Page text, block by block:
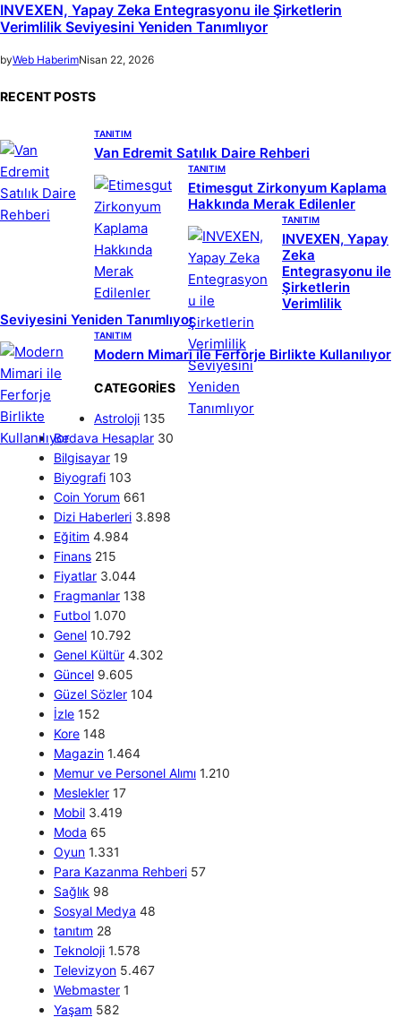
INVEXEN, Yapay Zeka Entegrasyonu ile Şirketlerin
Verimlilik Seviyesini Yeniden Tanımlıyor
byWeb HaberimNisan 22, 2026
RECENT POSTS
TANITIM
Van Edremit Satılık Daire Rehberi
TANITIM
Etimesgut Zirkonyum Kaplama
Hakkında Merak Edilenler
TANITIM
INVEXEN, Yapay
Zeka
Entegrasyonu ile
Şirketlerin
Verimlilik
Seviyesini Yeniden Tanımlıyor
TANITIM
Modern Mimari ile Ferforje Birlikte Kullanılıyor
CATEGORIES
Astroloji 135
Bedava Hesaplar 30
Bilgisayar 19
Biyografi 103
Coin Yorum 661
Dizi Haberleri 3.898
Eğitim 4.984
Finans 215
Fiyatlar 3.044
Fragmanlar 138
Futbol 1.070
Genel 10.792
Genel Kültür 4.302
Güncel 9.605
Güzel Sözler 104
İzle 152
Kore 148
Magazin 1.464
Memur ve Personel Alımı 1.210
Meslekler 17
Mobil 3.419
Moda 65
Oyun 1.331
Para Kazanma Rehberi 57
Sağlık 98
Sosyal Medya 48
tanıtım 28
Teknoloji 1.578
Televizyon 5.467
Webmaster 1
Yaşam 582